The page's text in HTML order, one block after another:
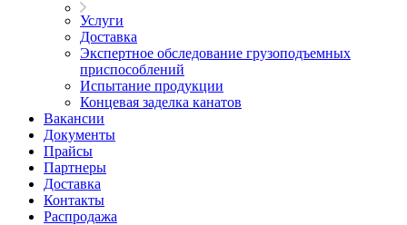
Услуги
Доставка
Экспертное обследование грузоподъемных
приспособлений
Испытание продукции
Концевая заделка канатов
Вакансии
Документы
Прайсы
Партнеры
Доставка
Контакты
Распродажа